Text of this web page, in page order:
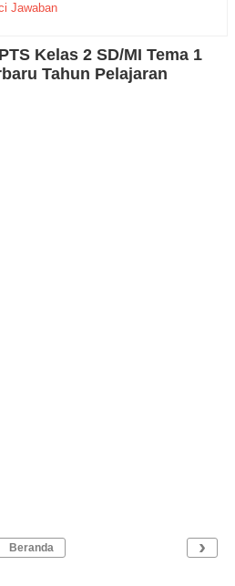
Jawaban
Kelas 2 SD/MI Tema 1
Tahun Pelajaran
›
Beranda